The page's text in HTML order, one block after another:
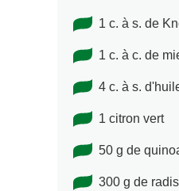
1 c. à s. de
1 c. à c. de
4 c. à s.
1 citron vert
50 g de
300 g de